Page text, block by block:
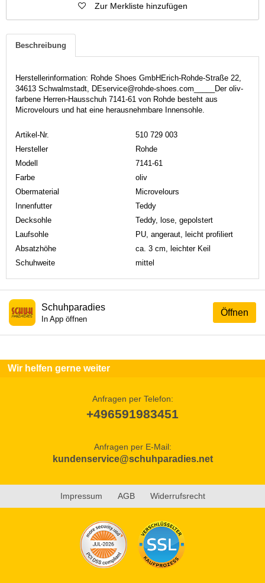
Zur Merkliste hinzufügen
Beschreibung
Herstellerinformation: Rohde Shoes GmbHErich-Rohde-Straße 22,
34613 Schwalmstadt, DEservice@rohde-shoes.com_____Der oliv-
farbene Herren-Hausschuh 7141-61 von Rohde besteht aus
Microvelours und hat eine herausnehmbare Innensohle.
Artikel-Nr.
510 729 003
Hersteller
Rohde
Modell
7141-61
Farbe
oliv
Obermaterial
Microvelours
Innenfutter
Teddy
Decksohle
Teddy, lose, gepolstert
Laufsohle
PU, angeraut, leicht profiliert
Absatzhöhe
ca. 3 cm, leichter Keil
Schuhweite
mittel
Öffnen
Schuhparadies
In App öffnen
Wir helfen gerne weiter
Anfragen per Telefon:
+496591983451
Anfragen per E-Mail:
kundenservice@schuhparadies.net
Impressum AGB Widerrufsrecht